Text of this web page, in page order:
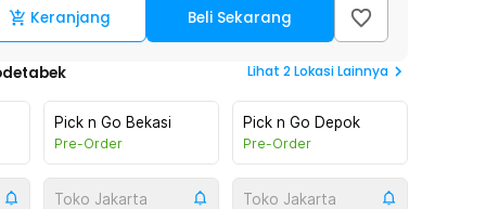
Keranjang Beli Sekarang
Lihat 2Lokasi Lainnya
Pick n Go Bekasi
Pre-Order
Pick n Go Depok
Pre-Order
Toko Jakarta
Toko Jakarta